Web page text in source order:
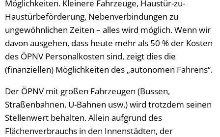
Möglichkeiten. Kleinere Fahrzeuge, Haustür-zu-
Haustürbeförderung, Nebenverbindungen zu
ungewöhnlichen Zeiten – alles wird möglich. Wenn wir
davon ausgehen, dass heute mehr als 50 % der Kosten
des ÖPNV Personalkosten sind, zeigt dies die
(finanziellen) Möglichkeiten des „autonomen Fahrens“.
Der ÖPNV mit großen Fahrzeugen (Bussen,
Straßenbahnen, U-Bahnen usw.) wird trotzdem seinen
Stellenwert behalten. Allein aufgrund des
Flächenverbrauchs in den Innenstädten, der